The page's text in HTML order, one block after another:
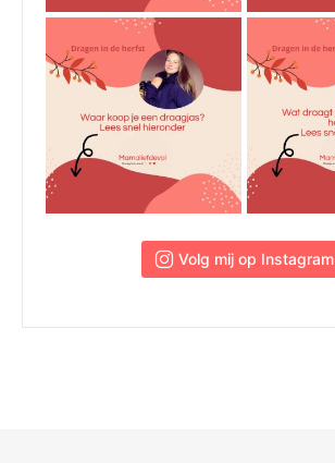
Volg mij op Instagram